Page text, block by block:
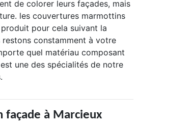
de colorer leurs façades, mais
les couvertures marmottins
pour cela suivant la
constamment à votre
quel matériau composant
une des spécialités de notre
façade à Marcieux